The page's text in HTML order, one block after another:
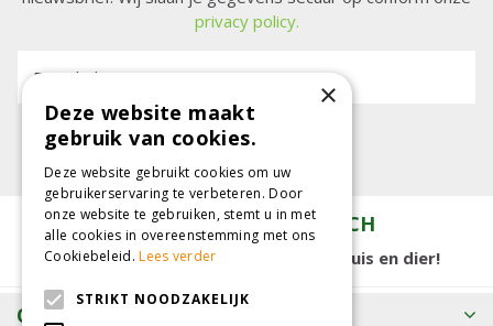
privacy policy.
E-mailadres:
TUINCENTRUM KOLBACH
15.000 m2 winkelplezier voor tuin, huis en dier!
OPENINGSTIJDEN
×
Deze website maakt
gebruik van cookies.
Deze website gebruikt cookies om uw
gebruikerservaring te verbeteren. Door
onze website te gebruiken, stemt u in met
alle cookies in overeenstemming met ons
Cookiebeleid.Lees verder
STRIKT NOODZAKELIJK